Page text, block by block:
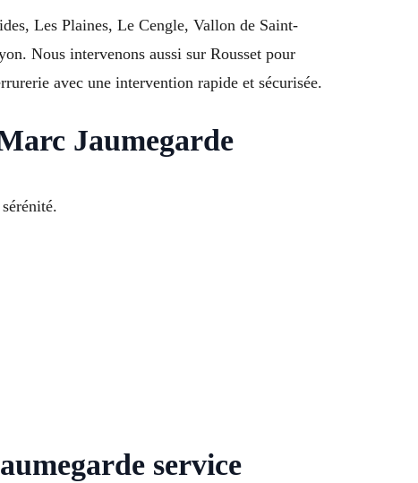
Les Plaines, Le Cengle, Vallon de Saint-
Nous intervenons aussi sur Rousset pour
avec une intervention rapide et sécurisée.
Jaumegarde
service